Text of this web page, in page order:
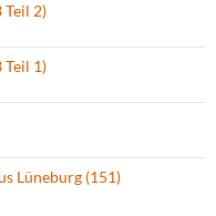
Teil 2)
Teil 1)
Lüneburg (151)